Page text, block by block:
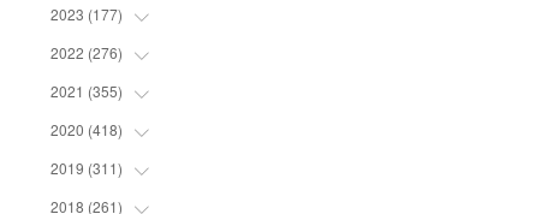
(7)
(11
(8)
(6)
(8)
( 7)
(12
(12
(13
(6)
(5)
(3)
(13
(13
(10
(13
(11
(11
2023 (177)
(20
(10
(11
(13
(15
2022 (276)
(17
(16
(21
(21
2021 (355)
(19
(12
(16
2020 (418)
(44
(59
2019 (311)
(25
2018 (261)